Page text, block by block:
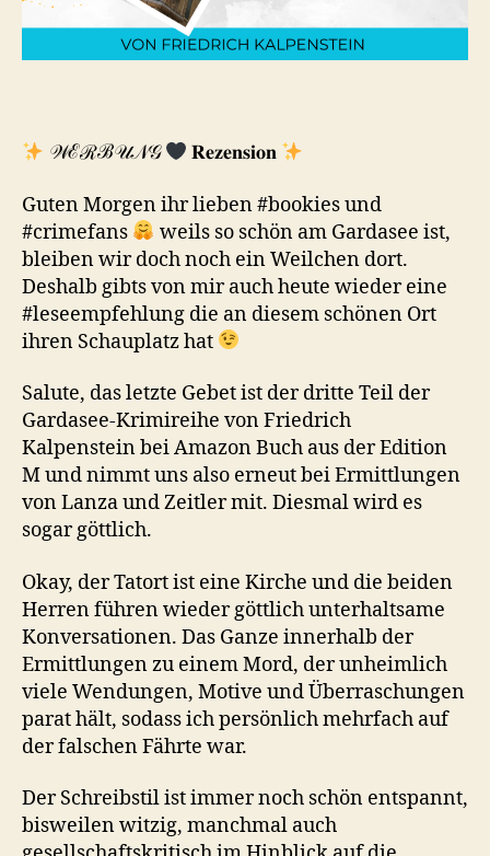
𝒲ℰℛℬ𝒰𝒩𝒢 𝐑𝐞𝐳𝐞𝐧𝐬𝐢𝐨𝐧
Guten Morgen ihr lieben #bookies und
#crimefans
weils so schön am Gardasee ist,
bleiben wir doch noch ein Weilchen dort.
Deshalb gibts von mir auch heute wieder eine
#leseempfehlung die an diesem schönen Ort
ihren Schauplatz hat
Salute, das letzte Gebet ist der dritte Teil der
Gardasee-Krimireihe von Friedrich
Kalpenstein bei Amazon Buch aus der Edition
M und nimmt uns also erneut bei Ermittlungen
von Lanza und Zeitler mit. Diesmal wird es
sogar göttlich.
Okay, der Tatort ist eine Kirche und die beiden
Herren führen wieder göttlich unterhaltsame
Konversationen. Das Ganze innerhalb der
Ermittlungen zu einem Mord, der unheimlich
viele Wendungen, Motive und Überraschungen
parat hält, sodass ich persönlich mehrfach auf
der falschen Fährte war.
Der Schreibstil ist immer noch schön entspannt,
bisweilen witzig, manchmal auch